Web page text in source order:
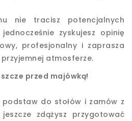
nie tracisz potencjalnych
zyskujesz opinię
profesjonalny i zaprasza
atmosferze.
przed majówką!
do stołów i zamów z
zdążysz przygotować